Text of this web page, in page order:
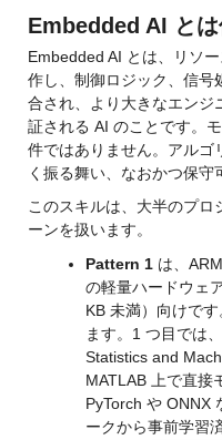
Embedded AI と
Embedded AI とは、リソ
作し、制御ロジック、信号
合され、より大きなエンジ
証される AI のことです。
件ではありません。アルゴ
く振る舞い、なおかつ保守
このスキルは、大半のプロ
ーンを扱います。
Pattern 1 は、
の軽量ハードウェ
KB 未満）向けで
ます。1 つ目では
Statistics and
MATLAB 上で直接
PyTorch や ONNX
ークから事前学習